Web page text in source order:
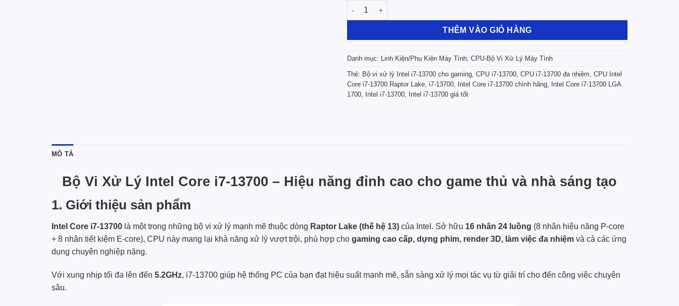
Bộ Vi Xử Lý Vi Tính Intel Core i7-13700 (BX8071513700SRMBA) + Quạt số lượng
THÊM VÀO GIỎ HÀNG
Danh mục: Linh Kiện/Phụ Kiện Máy Tính, CPU-Bộ Vi Xử Lý Máy Tính
Thẻ: Bộ vi xử lý Intel i7-13700 cho gaming, CPU i7-13700, CPU i7-13700 đa nhiệm, CPU Intel
Core i7-13700 Raptor Lake, i7-13700, Intel Core i7-13700 chính hãng, Intel Core i7-13700 LGA
1700, Intel i7-13700, Intel i7-13700 giá tốt
MÔ TẢ
Bộ Vi Xử Lý Intel Core i7-13700 – Hiệu năng đỉnh cao cho game thủ và nhà sáng tạo
1. Giới thiệu sản phẩm
Intel Core i7-13700 là một trong những bộ vi xử lý mạnh mẽ thuộc dòng Raptor Lake (thế hệ 13) của Intel. Sở hữu 16 nhân 24 luồng (8 nhân hiệu năng P-core
+ 8 nhân tiết kiệm E-core), CPU này mang lại khả năng xử lý vượt trội, phù hợp cho gaming cao cấp, dựng phim, render 3D, làm việc đa nhiệm và cả các ứng
dụng chuyên nghiệp nặng.
Với xung nhịp tối đa lên đến 5.2GHz, i7-13700 giúp hệ thống PC của bạn đạt hiệu suất mạnh mẽ, sẵn sàng xử lý mọi tác vụ từ giải trí cho đến công việc chuyên
sâu.